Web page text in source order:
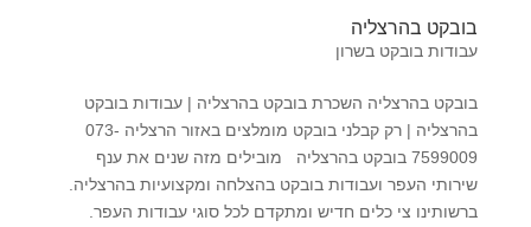
בובקט בהרצליה
עבודות בובקט בשרון
בובקט בהרצליה השכרת בובקט בהרצליה | עבודות בובקט
בהרצליה | רק קבלני בובקט מומלצים באזור הרצליה 073-
7599009 בובקט בהרצליה מובילים מזה שנים את ענף
שירותי העפר ועבודות בובקט בהצלחה ומקצועיות בהרצליה.
ברשותינו צי כלים חדיש ומתקדם לכל סוגי עבודות העפר.